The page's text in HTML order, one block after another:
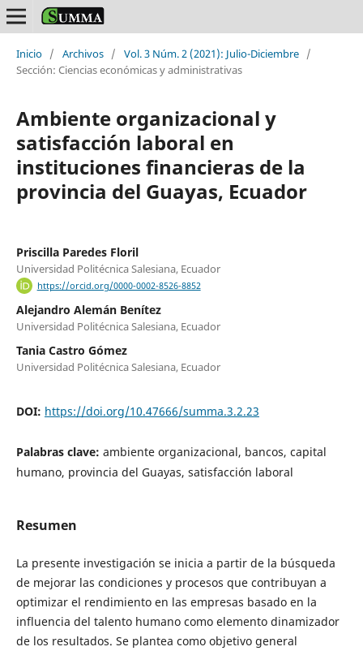
Inicio / Archivos / Vol. 3 Núm. 2 (2021): Julio-Diciembre /
Sección: Ciencias económicas y administrativas
Ambiente organizacional y
satisfacción laboral en
instituciones financieras de la
provincia del Guayas, Ecuador
Priscilla Paredes Floril
Universidad Politécnica Salesiana, Ecuador
https://orcid.org/0000-0002-8526-8852
Alejandro Alemán Benítez
Universidad Politécnica Salesiana, Ecuador
Tania Castro Gómez
Universidad Politécnica Salesiana, Ecuador
DOI: https://doi.org/10.47666/summa.3.2.23
Palabras clave: ambiente organizacional, bancos, capital
humano, provincia del Guayas, satisfacción laboral
Resumen
La presente investigación se inicia a partir de la búsqueda
de mejorar las condiciones y procesos que contribuyan a
optimizar el rendimiento en las empresas basado en la
influencia del talento humano como elemento dinamizador
de los resultados. Se plantea como objetivo general